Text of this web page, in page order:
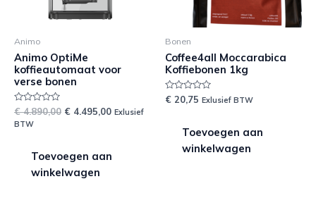
Animo
Animo OptiMe
koffieautomaat voor
verse bonen
Waardering
0
uit
€4.890,00 € 4.495,00 Exlusief
BTW
Toevoegen aan
winkelwagen
Bonen
Coffee4all Moccarabica
Koffiebonen 1kg
Waardering
0
€ 20,75 Exlusief BTW
Toevoegen aan
winkelwagen